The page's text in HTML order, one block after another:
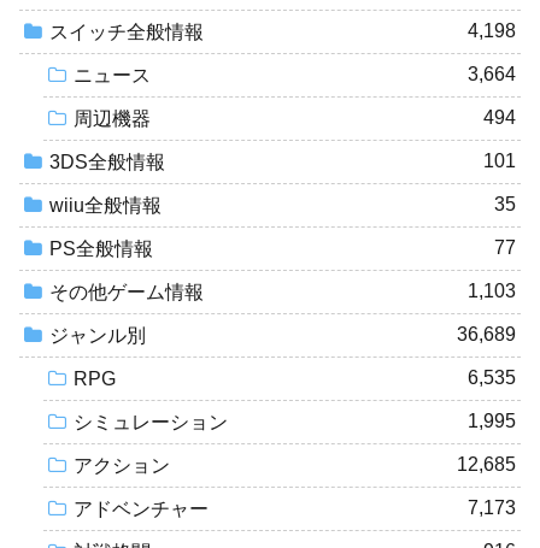
スイッチ全般情報 4,198
ニュース 3,664
周辺機器 494
3DS全般情報 101
wiiu全般情報 35
PS全般情報 77
その他ゲーム情報 1,103
ジャンル別 36,689
RPG 6,535
シミュレーション 1,995
アクション 12,685
アドベンチャー 7,173